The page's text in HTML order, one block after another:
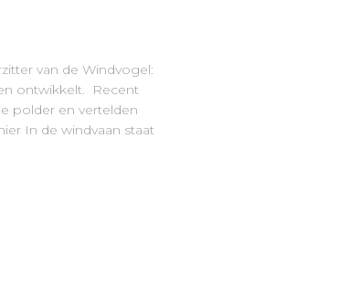
van de Windvogel:
ontwikkelt. Recent
polder en vertelden
In de windvaan staat